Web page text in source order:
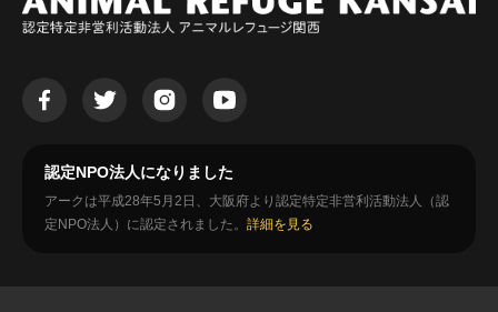
認定NPO法人になりました
アークは平成28年5月2日、大阪府より認定特定非営利活動法人（認
定NPO法人）に認定されました。 詳細を見る